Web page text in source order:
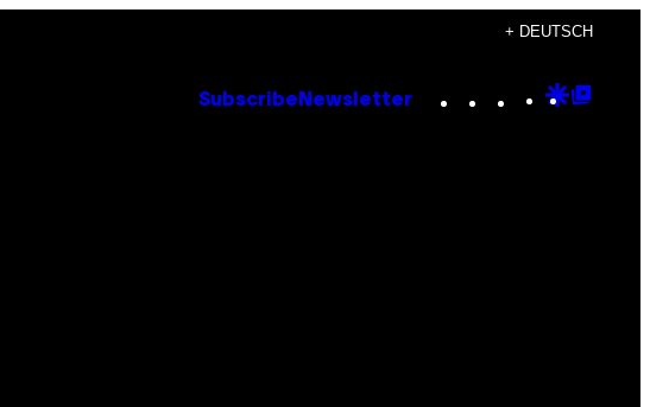
+ DEUTSCH
Subscribe Newsletter Instagram
TikTok
YouTube
Google